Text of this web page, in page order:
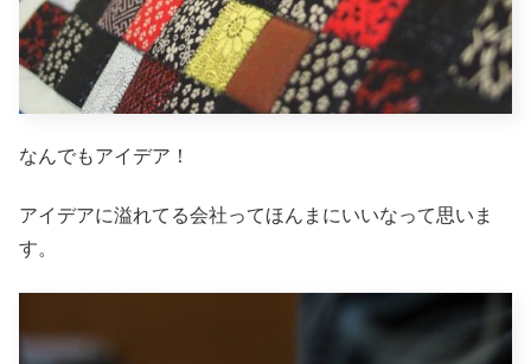
なんでもアイデア！
アイデアに溢れてる会社ってほんまにいいなって思いま
す。